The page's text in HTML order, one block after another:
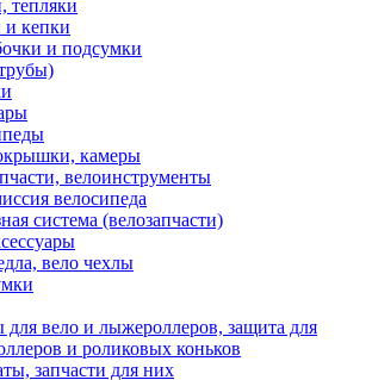
тепляки
кепки
и подсумки
камеры
велоинструменты
велосипеда
система (велозапчасти)
вело чехлы
вело и лыжероллеров, защита для
и роликовых коньков
запчасти для них